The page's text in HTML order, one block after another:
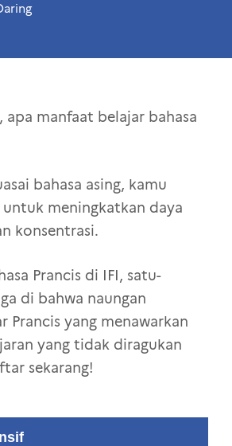
apa manfaat belajar bahasa
bahasa asing, kamu
meningkatkan daya
konsentrasi.
Prancis di IFI, satu-
di bahwa naungan
Prancis yang menawarkan
yang tidak diragukan
sekarang!